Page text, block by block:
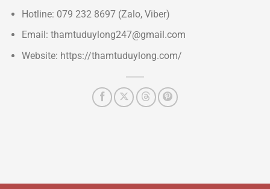
Hotline: 079 232 8697 (Zalo, Viber)
Email: thamtuduylong247@gmail.com
Website: https://thamtuduylong.com/